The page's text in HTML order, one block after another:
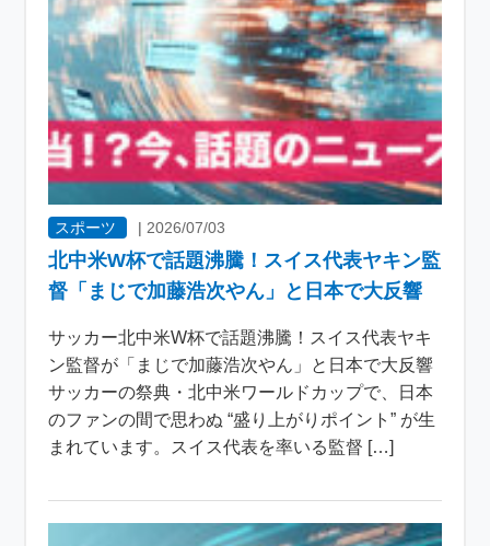
スポーツ |2026/07/03
北中米W杯で話題沸騰！スイス代表ヤキン監
督「まじで加藤浩次やん」と日本で大反響
サッカー北中米W杯で話題沸騰！スイス代表ヤキ
ン監督が「まじで加藤浩次やん」と日本で大反響
サッカーの祭典・北中米ワールドカップで、日本
のファンの間で思わぬ “盛り上がりポイント” が生
まれています。スイス代表を率いる監督 […]